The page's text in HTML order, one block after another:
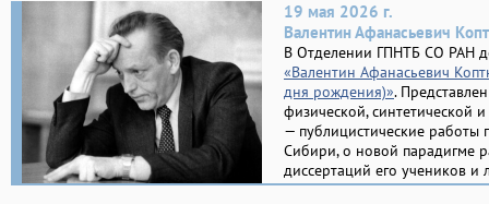
19 мая 2026 г.
Валентин Афанасьевич
В Отделении ГПНТБ СО РАН
«Валентин Афанасьевич
дня рождения)».
физической, синтетической
— публицистические работы
Сибири, о новой парадигме
диссертаций его учеников и